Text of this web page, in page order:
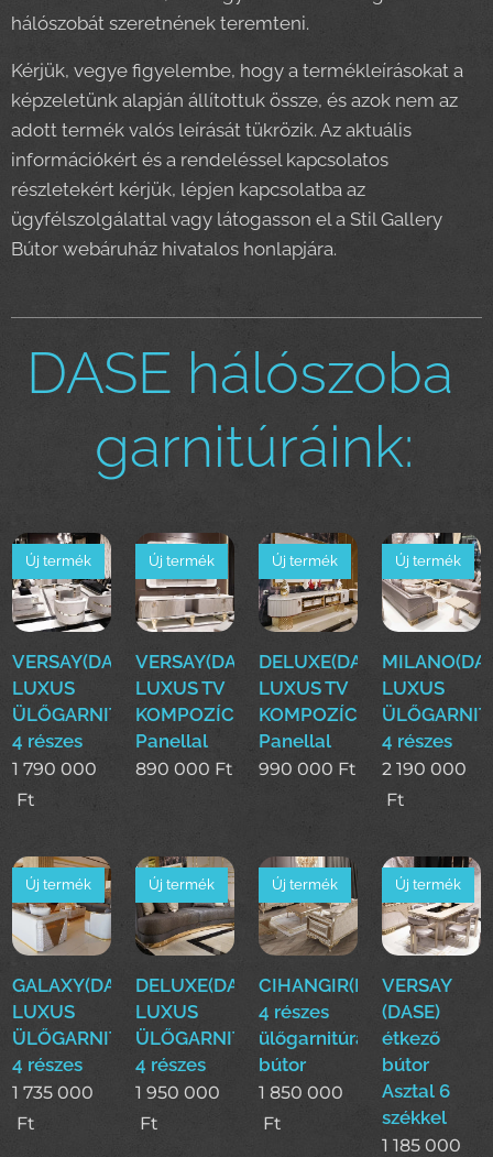
hálószobát szeretnének teremteni.
Kérjük, vegye figyelembe, hogy a termékleírásokat a
képzeletünk alapján állítottuk össze, és azok nem az
adott termék valós leírását tükrözik. Az aktuális
információkért és a rendeléssel kapcsolatos
részletekért kérjük, lépjen kapcsolatba az
ügyfélszolgálattal vagy látogasson el a Stil Gallery
Bútor webáruház hivatalos honlapjára.
DASE hálószoba
garnitúráink:
VERSAY(DASE)MODERN
LUXUS
ÜLŐGARNITÚRA
4 részes
Új termék
1 790 000
Ft
VERSAY(DASE)MODERN
LUXUS TV
KOMPOZÍCIÓ
Panellal
Új termék
890 000 Ft
DELUXE(DASE)MODERN
LUXUS TV
KOMPOZÍCIÓ
Panellal
Új termék
990 000 Ft
LUXUS
4 részes
Új termék
2 190 000
Ft
GALAXY(DASE)MODERN
LUXUS
ÜLŐGARNITÚRA
4 részes
Új termék
1 735 000
Ft
DELUXE(DASE)MODERN
LUXUS
ÜLŐGARNITÚRA
4 részes
Új termék
1 950 000
Ft
4 részes
ülőgarnitúra
bútor
Új termék
1 850 000
Ft
VERSAY
(DASE)
étkező
bútor
Asztal 6
székkel
Új termék
1 185 000